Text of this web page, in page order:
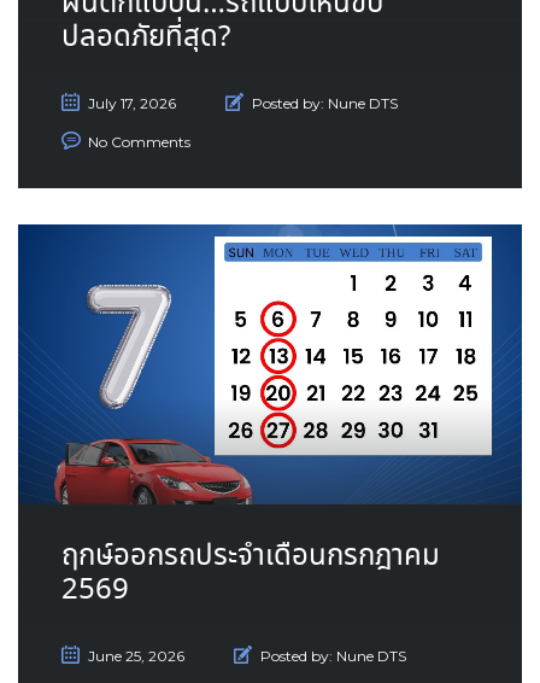
ปลอดภัยที่สุด?
July 17, 2026 Posted by: Nune DTS
No Comments
ฤกษ์ออกรถประจำเดือนกรกฎาคม
2569
June 25, 2026 Posted by: Nune DTS